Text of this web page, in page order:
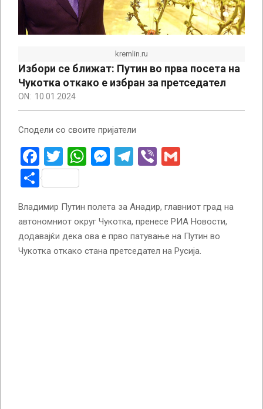
kremlin.ru
Избори се ближат: Путин во прва посета на
Чукотка откако е избран за претседател
ON: 10.01.2024
Сподели со своите пријатели
Facebook
Twitter
WhatsApp
Messenger
Telegram
Viber
Share
Владимир Путин полета за Анадир, главниот град на
автономниот округ Чукотка, пренесе РИА Новости,
додавајќи дека ова е прво патување на Путин во
Чукотка откако стана претседател на Русија.